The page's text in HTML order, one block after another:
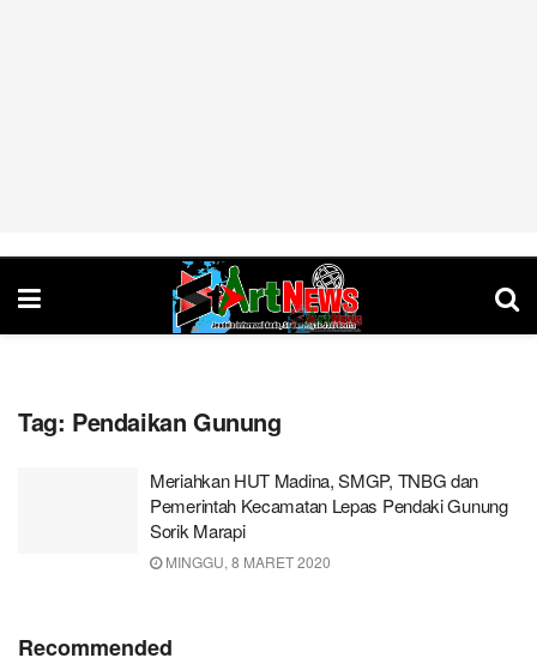
Tag: Pendaikan Gunung
Meriahkan HUT Madina, SMGP, TNBG dan
Pemerintah Kecamatan Lepas Pendaki Gunung
Sorik Marapi
MINGGU, 8 MARET 2020
Recommended